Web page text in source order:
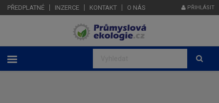
PŘEDPLATNÉ INZERCE KONTAKT O NÁS PŘIHLÁSIT